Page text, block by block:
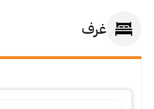
غرف